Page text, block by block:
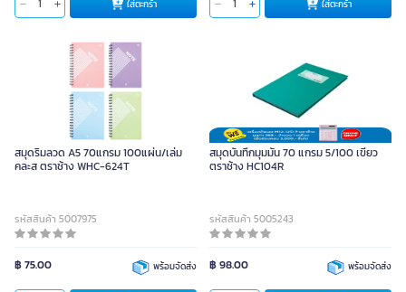
ใส่ตะกร้า ใส่ตะกร้า
สมุดริมลวด A5 70แกรม 100แผ่น/เล่ม
คละส ตราช้าง WHC-624T
รหัสสินค้า 5007975
฿ 75.00 พร้อมจัดส่ง
สมุดบันทึกมุมมัน 70 แกรม 5/100 เขียว
ตราช้าง HC104R
รหัสสินค้า 5005243
฿ 98.00 พร้อมจัดส่ง